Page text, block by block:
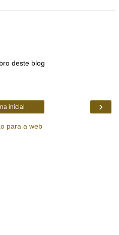
deste blog
›
inicial
para a web